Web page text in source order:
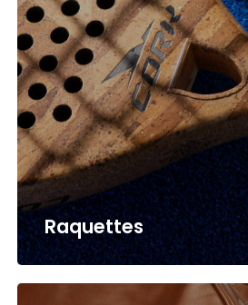
Raquettes